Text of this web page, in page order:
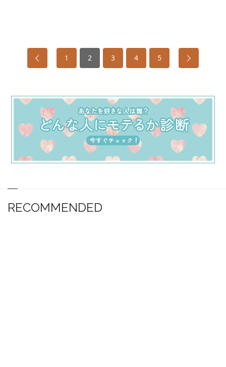
1 2 3 4 5
RECOMMENDED